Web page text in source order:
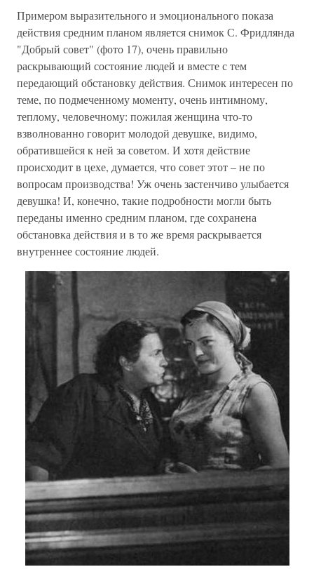
Примером выразительного и эмоционального показа
действия средним планом является снимок С. Фридлянда
"Добрый совет" (фото 17), очень правильно
раскрывающий состояние людей и вместе с тем
передающий обстановку действия. Снимок интересен по
теме, по подмеченному моменту, очень интимному,
теплому, человечному: пожилая женщина что-то
взволнованно говорит молодой девушке, видимо,
обратившейся к ней за советом. И хотя действие
происходит в цехе, думается, что совет этот – не по
вопросам производства! Уж очень застенчиво улыбается
девушка! И, конечно, такие подробности могли быть
переданы именно средним планом, где сохранена
обстановка действия и в то же время раскрывается
внутреннее состояние людей.